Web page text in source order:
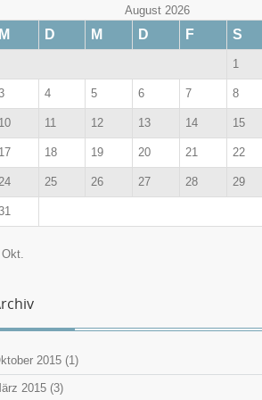
August 2026
M D M D F S
1
4 5 6 7 8
10 11 12 13 14 15
17 18 19 20 21 22
25 26 27 28 29
2015 (1)
2015 (3)